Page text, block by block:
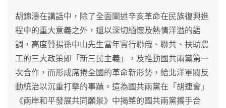
胡錦濤在講話中，除了全面闡述辛亥革命在民族復興進
程中的重大意義之外，還以深切緬懷及熱情洋溢的語
調，高度贊揚孫中山先生當年實行聯俄、聯共、扶助農
工的三大政策即「新三民主義」，及推動國共兩黨第一
次合作，而形成席捲全國的革命新形勢，給北洋軍閥反
動統治以沉重打擊的事蹟。這為國共兩黨在「胡連會」
《兩岸和平發展共同願景》中揭櫫的國共兩黨攜手合